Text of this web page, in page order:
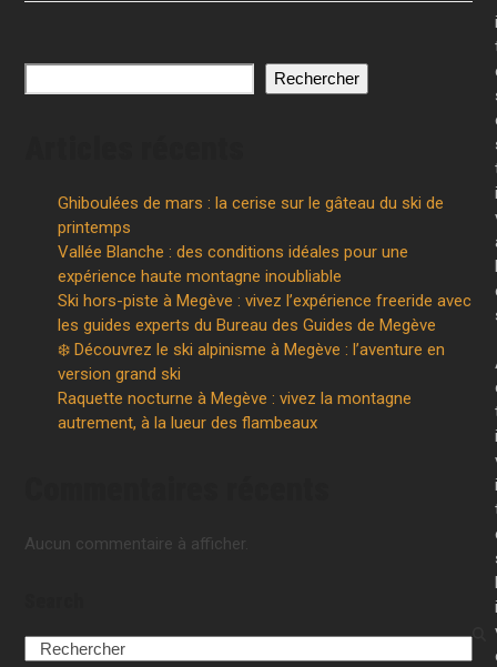
Rechercher
Ghiboulées de mars : la cerise sur le gâteau du ski de
printemps
Vallée Blanche : des conditions idéales pour une
expérience haute montagne inoubliable
Ski hors-piste à Megève : vivez l’expérience freeride avec
les guides experts du Bureau des Guides de Megève
❄️ Découvrez le ski alpinisme à Megève : l’aventure en
version grand ski
Raquette nocturne à Megève : vivez la montagne
autrement, à la lueur des flambeaux
Aucun commentaire à afficher.
Search
i
i
l
i
i
i